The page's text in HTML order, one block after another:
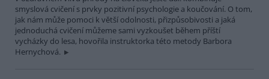
smyslová cvičení s prvky pozitivní psychologie a koučování. O tom,
jak nám může pomoci k větší odolnosti, přizpůsobivosti a jaká
jednoduchá cvičení můžeme sami vyzkoušet během příští
vycházky do lesa, hovořila instruktorka této metody Barbora
Hernychová.